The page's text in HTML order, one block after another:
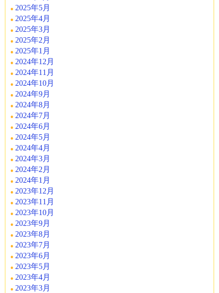
2025年5月
2025年4月
2025年3月
2025年2月
2025年1月
2024年12月
2024年11月
2024年10月
2024年9月
2024年8月
2024年7月
2024年6月
2024年5月
2024年4月
2024年3月
2024年2月
2024年1月
2023年12月
2023年11月
2023年10月
2023年9月
2023年8月
2023年7月
2023年6月
2023年5月
2023年4月
2023年3月